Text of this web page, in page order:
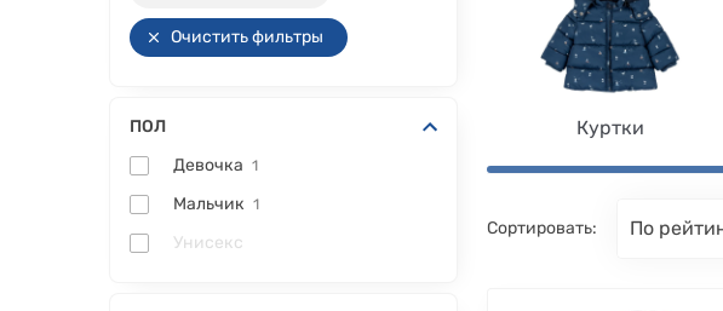
Очистить фильтры
ПОЛ
Девочка 1
Мальчик 1
Унисекс
Куртки
Сортировать: по